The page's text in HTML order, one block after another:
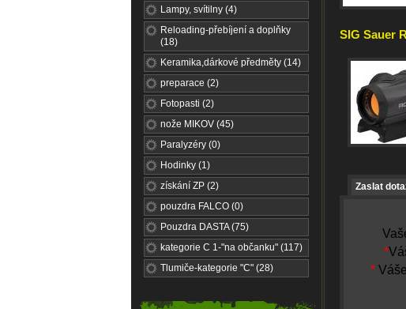
Lampy, svítilny (4)
Reloading-přebíjení a doplňky
(18)
Keramika,dárkové předměty (14)
preparace (2)
Fotopasti (2)
nože MIKOV (45)
Paralyzéry (0)
Hodinky (1)
získání ZP (2)
pouzdra FALCO (0)
Pouzdra DASTA (75)
kategorie C 1-"na občanku" (117)
Tlumiče-kategorie "C" (28)
SIG Sauer
Zaslat
*
*